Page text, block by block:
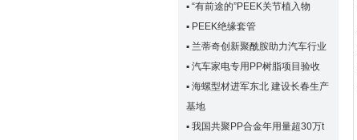
▪ “有前途的”PEEK关节植入物
▪ PEEK绝缘套管
▪ 兰蒂奇创新聚酰胺助力汽车行业
▪ 汽车家电专用PP树脂项目验收
▪ 海螺型材进军东北 建设长春生产
基地
▪ 我国共聚PP合金年用量超30万t